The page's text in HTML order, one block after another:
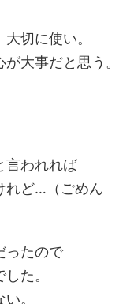
切に使い。
大事だと思う。
言われれば
れど…（ごめん
ったので
た。
。